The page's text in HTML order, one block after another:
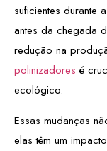
suficientes durante
antes da chegada
redução na
polinizadores é
ecológico.
Essas mudanças
elas têm um